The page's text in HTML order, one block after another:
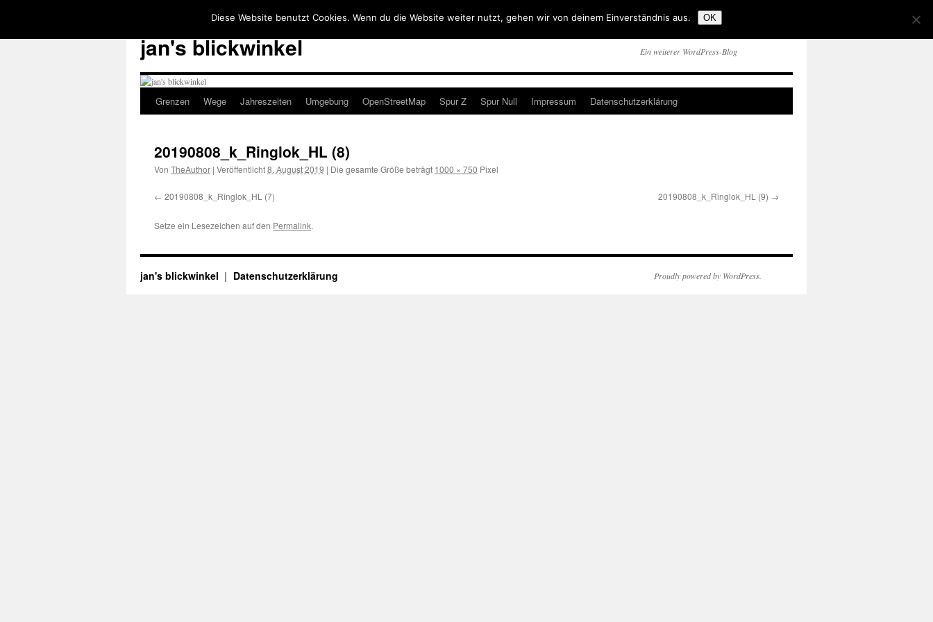
jan's blickwinkel Ein weiterer WordPress-Blog
Zum
springen
Grenzen Wege Jahreszeiten Umgebung OpenStreetMap Spur Z Spur Null Impressum Datenschutzerklärung
20190808_k_Ringlok_HL (8)
Von TheAuthor | Veröffentlicht8. August 2019 | Die gesamte Größe beträgt 1000 × 750 Pixel
20190808_k_Ringlok_HL (7) 20190808_k_Ringlok_HL (9)
Setze ein Lesezeichen auf den Permalink.
jan's blickwinkel Datenschutzerklärung Proudly powered by WordPress.
Diese Website benutzt Cookies. Wenn du die Website weiter nutzt, gehen wir von deinem Einverständnis aus. OK